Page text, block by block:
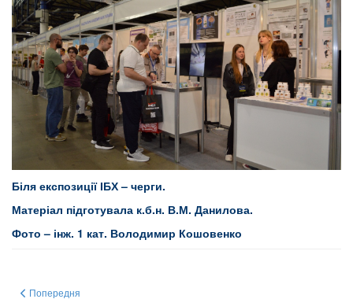
Біля експозиції ІБХ – черги.
Матеріал підготувала к.б.н. В.М. Данилова.
Фото – інж. 1 кат. Володимир Кошовенко
Попередня стаття: 14-15 травня 2026 р. відбулася виставка-
Попередня